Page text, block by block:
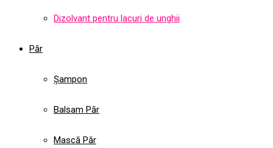
Dizolvant pentru lacuri de unghii
Păr
Șampon
Balsam Păr
Mască Păr